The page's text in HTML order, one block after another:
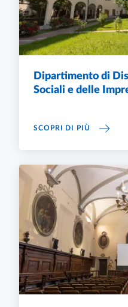
Dipartimento di
Sociali e delle
SCOPRI DI PIÙ